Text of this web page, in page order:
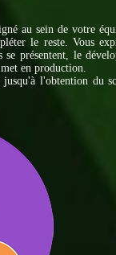
au sein de votre
le reste. Vous
présentent, le
en production.
l'obtention du